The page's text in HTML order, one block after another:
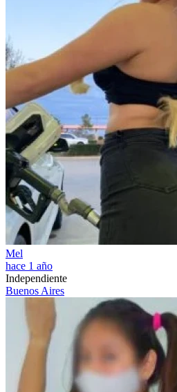
Mel
hace 1 año
Independiente
Buenos Aires